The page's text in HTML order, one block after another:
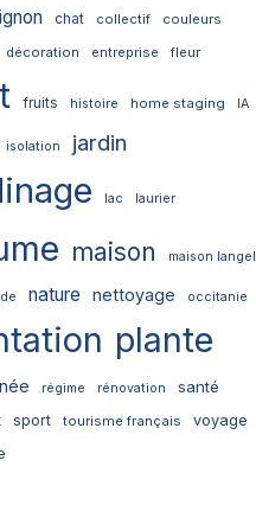
chat collectif couleurs
décoration entreprise fleur
fruits histoire home staging IA
isolation jardin
lac laurier
maison maison langel
nature nettoyage occitanie
plante
régime rénovation
santé
sport tourisme français
voyage